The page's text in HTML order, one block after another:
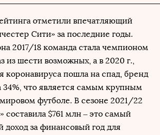
отметили впечатляющий
Сити» за последние годы.
2017/18 команда стала чемпионом
из шести возможных, а в 2020 г.,
коронавируса пошла на спад, бренд
34%, что является самым крупным
футболе. В сезоне 2021/22
составила $761 млн – это самый
за финансовый год для